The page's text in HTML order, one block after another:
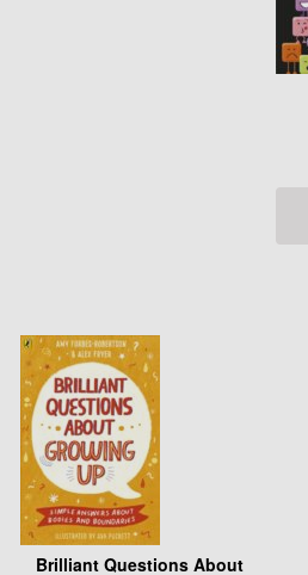
Brilliant Questions About